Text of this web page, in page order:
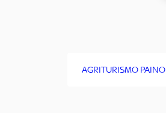
AGRITURISMO PAINO